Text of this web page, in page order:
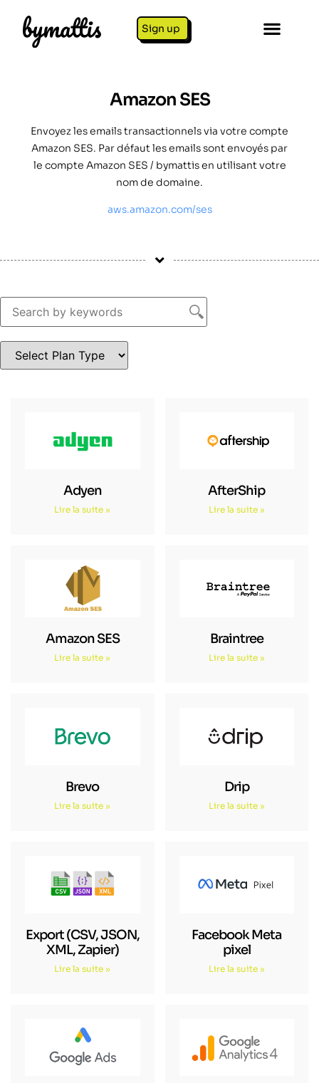
Sign up
Amazon SES
Envoyez les emails transactionnels via votre compte
Amazon SES. Par défaut les emails sont envoyés par
le compte Amazon SES / bymattis en utilisant votre
nom de domaine.
aws.amazon.com/ses
Adyen
Lire la suite »
AfterShip
Lire la suite »
Amazon SES
Lire la suite »
Braintree
Lire la suite »
Brevo
Lire la suite »
Drip
Lire la suite »
Export (CSV, JSON,
XML, Zapier)
Lire la suite »
Facebook Meta
pixel
Lire la suite »